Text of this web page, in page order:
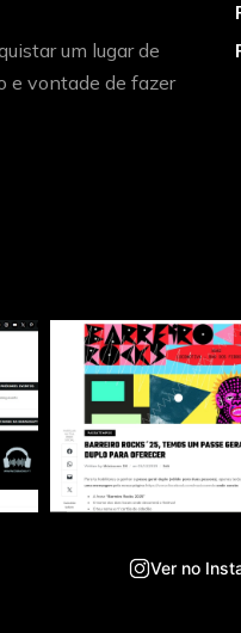
um lugar de
e vontade de fazer
Ver no